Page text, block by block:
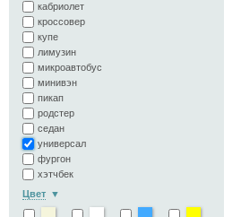
кабриолет
кроссовер
купе
лимузин
микроавтобус
минивэн
пикап
родстер
седан
универсал
фургон
хэтчбек
Цвет